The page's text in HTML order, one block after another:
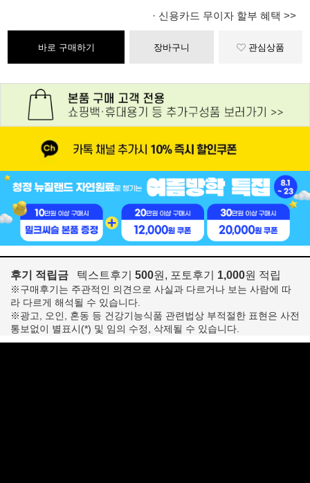
· 신용카드 무이자 할부 혜택 >>
바로 구매하기 장바구니 관심상품
후기 적립금 텍스트후기 500원, 포토후기 1,000원 적립
※구매후기는 주관적인 의견으로 사실과 다르거나 보는 사람에 따
라 다르게 해석될 수 있습니다.
※광고, 오인, 혼동 등 건강기능식품 관련법상 부적절한 표현은 사전
통보없이 별표시(*) 및 임의 수정, 삭제될 수 있습니다.